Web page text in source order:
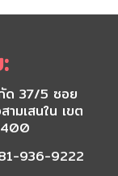
ด 37/5 ซอย
มเสนใน เขต
936-9222